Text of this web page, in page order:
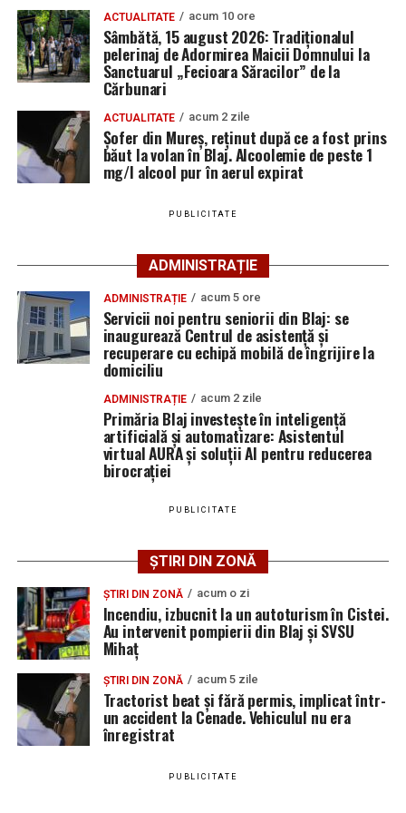
Săracilor” de la Cărbunari
La activități au participat și jandarmi din cadrul
Inspectoratului de Jandarmi Județean „Avram Iancu”
Alba. Potrivit reprezentanților autorităților, obiectivele
principale au fost creșterea gradului de siguranță al
contravențională și penală.
În cadrul acțiunilor, polițiștii au desfășurat verificări și
legitimări de persoane, au monitorizat zonele
considerate cu risc și au intervenit pentru prevenirea
Reprezentanții Poliției au anunțat că astfel de activități
vor continua și în perioada următoare, în colaborare cu
celelalte instituții cu atribuții în domeniu, pentru
prevenirea și combaterea faptelor antisociale și pentru
menținerea unui climat de ordine și siguranță publică în
municipiul Blaj.
Adaugă blajinfo.ro ca sursă
preferată pe Google
CIL Blaj și-a aflat adversara din turul al treilea al
Cupei României: duel cu Sănătatea Cluj
Servicii noi pentru seniorii din Blaj: se inaugurează
Centrul de asistență și recuperare cu echipă mobilă
de îngrijire la domiciliu
Sâmbătă, 15 august 2026: Tradiționalul pelerinaj de
Adormirea Maicii Domnului la Sanctuarul „Fecioara
Săracilor” de la Cărbunari
ACTUALITATE acum 10 ore
Sâmbătă, 15 august 2026: Tradiționalul
pelerinaj de Adormirea Maicii Domnului la
Sanctuarul „Fecioara Săracilor” de la
Cărbunari
ACTUALITATE acum 2 zile
Șofer din Mureș, reținut după ce a fost prins
băut la volan în Blaj. Alcoolemie de peste 1
mg/l alcool pur în aerul expirat
PUBLICITATE
ADMINISTRAȚIE
ADMINISTRAȚIE acum 5 ore
Servicii noi pentru seniorii din Blaj: se
inaugurează Centrul de asistență și
recuperare cu echipă mobilă de îngrijire la
domiciliu
ADMINISTRAȚIE acum 2 zile
Primăria Blaj investește în inteligență
artificială și automatizare: Asistentul
virtual AURA și soluții AI pentru reducerea
birocrației
PUBLICITATE
ȘTIRI DIN ZONĂ
ȘTIRI DIN ZONĂ acum o zi
Incendiu, izbucnit la un autoturism în Cistei.
Au intervenit pompierii din Blaj și SVSU
Mihaț
ȘTIRI DIN ZONĂ acum 5 zile
Tractorist beat și fără permis, implicat într-
un accident la Cenade. Vehiculul nu era
înregistrat
PUBLICITATE